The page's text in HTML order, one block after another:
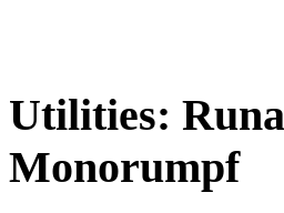
Utilities:
Monorumpf